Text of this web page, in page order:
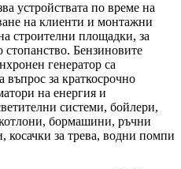
устройствата по време на
на клиенти и монтажни
строителни площадки, за
стопанство. Бензиновите
генератор са
въпрос за краткосрочно
на енергия и
системи, бойлери,
бормашини, ръчни
за трева, водни помпи